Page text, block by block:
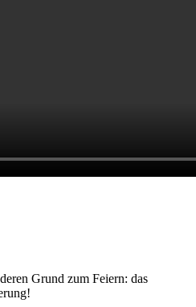
Grund zum Feiern: das